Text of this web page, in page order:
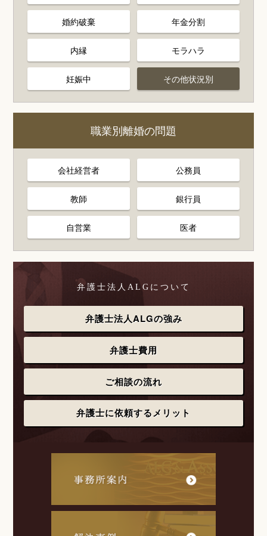
婚約破棄 年金分割
内縁 モラハラ
妊娠中 その他状況別
職業別離婚の問題
会社経営者 公務員
教師 銀行員
自営業 医者
弁護士法人ALGについて
弁護士法人ALGの強み
弁護士費用
ご相談の流れ
弁護士に依頼するメリット